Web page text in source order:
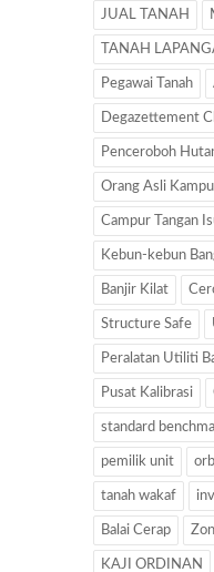
JUAL TANAH
TANAH
Pegawai Tanah
Degazettement
Penceroboh
Orang Asli
Campur Tangan
Kebun-kebun
Banjir Kilat
Structure Safe
Peralatan Utiliti
Pusat Kalibrasi
standard
pemilik unit
tanah wakaf
Balai Cerap
KAJI ORDINAN